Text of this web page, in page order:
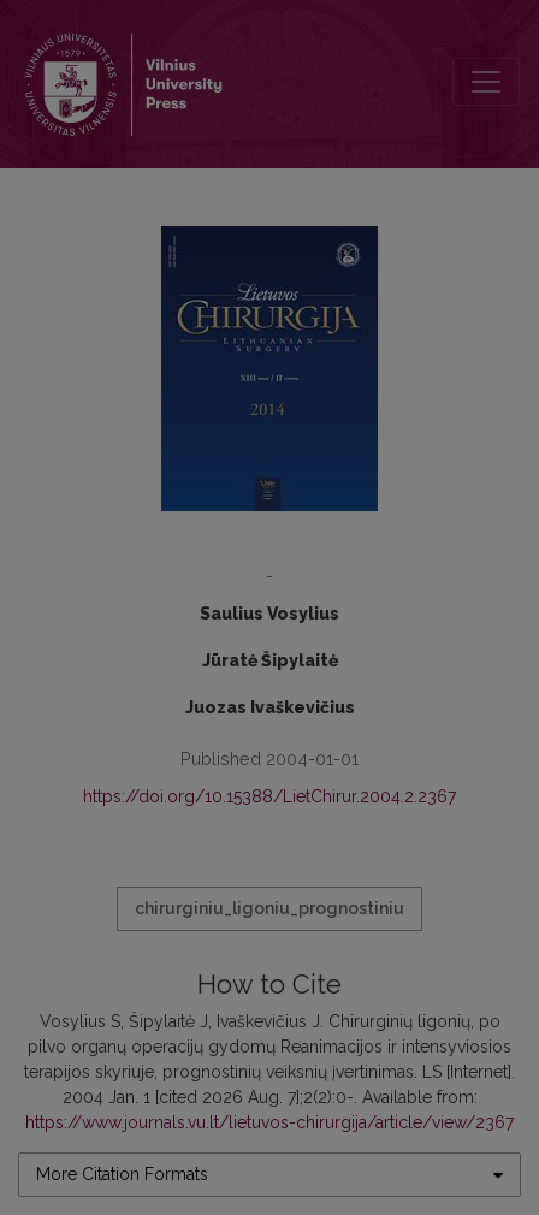
-
Saulius Vosylius
Jūratė Šipylaitė
Juozas Ivaškevičius
Published 2004-01-01
https://doi.org/10.15388/LietChirur.2004.2.2367
chirurginiu_ligoniu_prognostiniu
How to Cite
Vosylius S, Šipylaitė J, Ivaškevičius J. Chirurginių ligonių, po
pilvo organų operacijų gydomų Reanimacijos ir intensyviosios
terapijos skyriuje, prognostinių veiksnių įvertinimas. LS [Internet].
2004 Jan. 1 [cited 2026 Aug. 7];2(2):0-. Available from:
https://www.journals.vu.lt/lietuvos-chirurgija/article/view/2367
More Citation Formats